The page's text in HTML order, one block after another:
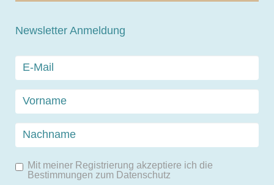
Newsletter Anmeldung
Mit meiner Registrierung akzeptiere ich die
Bestimmungen zum Datenschutz